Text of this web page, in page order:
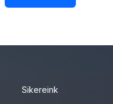
Sikereink